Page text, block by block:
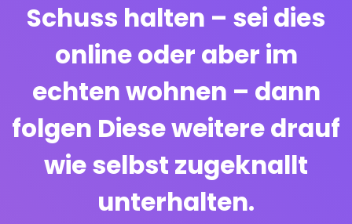
Schuss halten – sei dies
online oder aber im
echten wohnen – dann
folgen Diese weitere drauf
wie selbst zugeknallt
unterhalten.